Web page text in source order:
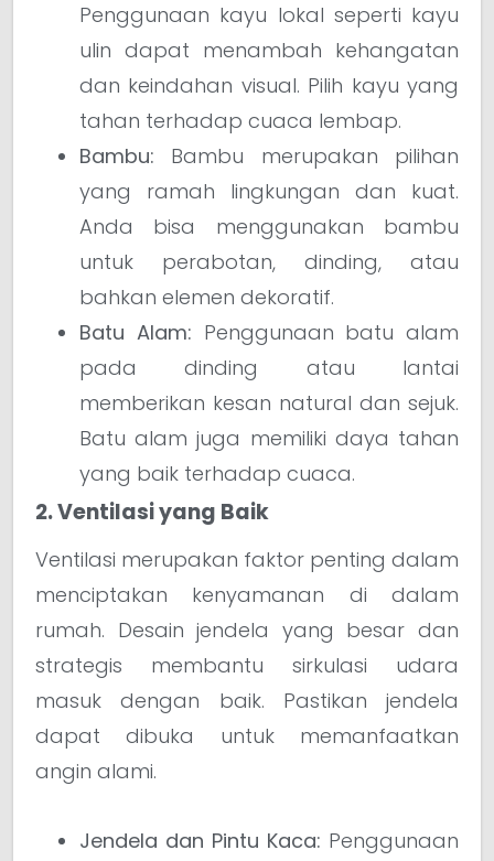
Penggunaan kayu lokal seperti kayu
ulin dapat menambah kehangatan
dan keindahan visual. Pilih kayu yang
tahan terhadap cuaca lembap.
Bambu: Bambu merupakan pilihan
yang ramah lingkungan dan kuat.
Anda bisa menggunakan bambu
untuk perabotan, dinding, atau
bahkan elemen dekoratif.
Batu Alam: Penggunaan batu alam
pada dinding atau lantai
memberikan kesan natural dan sejuk.
Batu alam juga memiliki daya tahan
yang baik terhadap cuaca.
2. Ventilasi yang Baik
Ventilasi merupakan faktor penting dalam
menciptakan kenyamanan di dalam
rumah. Desain jendela yang besar dan
strategis membantu sirkulasi udara
masuk dengan baik. Pastikan jendela
dapat dibuka untuk memanfaatkan
angin alami.
Jendela dan Pintu Kaca: Penggunaan